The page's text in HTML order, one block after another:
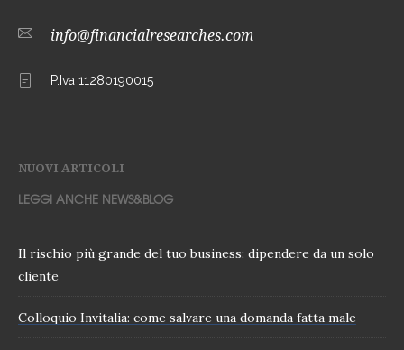
info@financialresearches.com
P.Iva 11280190015
NUOVI ARTICOLI
LEGGI ANCHE NEWS&BLOG
Il rischio più grande del tuo business: dipendere da un solo
cliente
Colloquio Invitalia: come salvare una domanda fatta male